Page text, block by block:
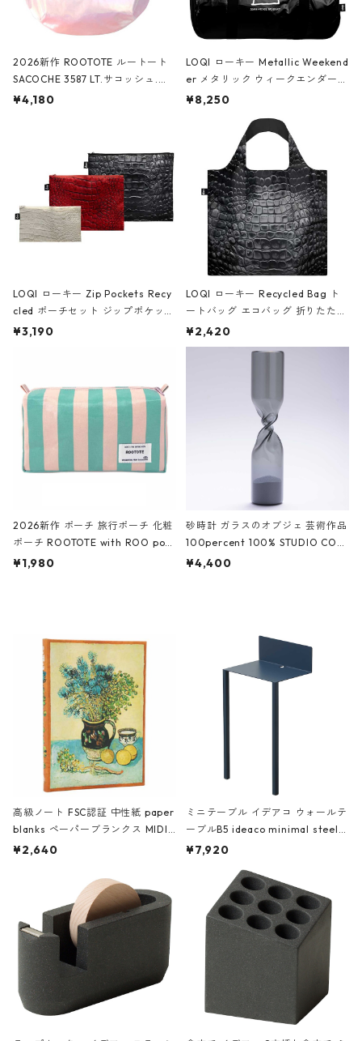
2026新作 ROOTOTE ルートート
SACOCHE 3587 LT.サコッシュ.ル
ミエ-B ショルダーバッグ グロスピ
¥4,180
LOQI ローキー Metallic Weekend
er メタリック ウィークエンダー
ボストンバッグ ショルダーバッグ
Black ジャン=ミッシェル・バスキ
ア/クラウン ブラック
¥8,250
LOQI ローキー Zip Pockets Recy
cled ポーチセット ジップポケット
ファスナーポーチ 撥水加工 トラベ
ーガンディー、オフホワイト
¥3,190
LOQI ローキー Recycled Bag ト
ートバッグ エコバッグ 折りたたみ
大きめ 撥水加工 収納ポーチ CRO
CODILE/Black クロコダイル/ブラ
¥2,420
2026新作 ポーチ 旅行ポーチ 化粧
ポーチ ROOTOTE with ROO pou
ch 3532 ルートート WR.ポーチ.ラ
¥1,980
砂時計 ガラスのオブジェ 芸術作品
100percent 100% STUDIO COH
AKU Timeless 100パーセント ス
¥4,400
高級ノート FSC認証 中性紙 paper
blanks ペーパーブランクス MIDI
ハードカバー 罫線 ヴァン・ゴッホ
¥2,640
ミニテーブル イデアコ ウォールテ
ーブルB5 ideaco minimal steel f
urniture WALL Table B5 ネイビー
¥7,920